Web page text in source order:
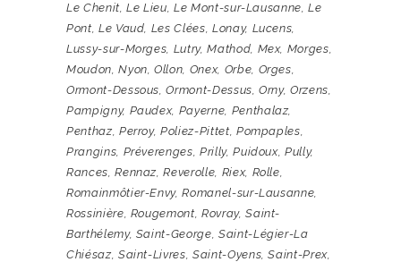
Le Chenit,Le Lieu,Le Mont-sur-Lausanne,Le
Pont, Le Vaud, Les Clées, Lonay, Lucens,
Lussy-sur-Morges, Lutry,Mathod, Mex, Morges,
Moudon,Nyon,Ollon, Onex, Orbe, Orges,
Ormont-Dessous,Ormont-Dessus,Orny,Orzens,
Pampigny, Paudex, Payerne, Penthalaz,
Penthaz, Perroy,Poliez-Pittet, Pompaples,
Prangins, Préverenges, Prilly,Puidoux,Pully,
Rances,Rennaz,Reverolle, Riex, Rolle,
Romainmôtier-Envy,Romanel-sur-Lausanne,
Rossinière, Rougemont, Rovray,Saint-
Barthélemy, Saint-George, Saint-Légier-La
Chiésaz, Saint-Livres, Saint-Oyens,Saint-Prex,